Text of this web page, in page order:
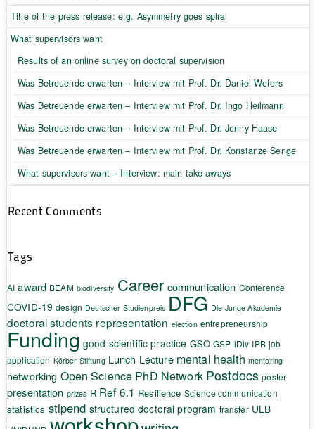
Title of the press release: e.g. Asymmetry goes spiral
What supervisors want
Results of an online survey on doctoral supervision
Was Betreuende erwarten – Interview mit Prof. Dr. Daniel Wefers
Was Betreuende erwarten – Interview mit Prof. Dr. Ingo Heilmann
Was Betreuende erwarten – Interview mit Prof. Dr. Jenny Haase
Was Betreuende erwarten – Interview mit Prof. Dr. Konstanze Senge
What supervisors want – Interview: main take-aways
Recent Comments
Tags
AI award BEAM biodiversity Career communication Conference
COVID-19 design Deutscher Studienpreis DFG Die Junge Akademie
doctoral students representation election entrepreneurship
Funding good scientific practice GSO GSP iDiv IPB job
application Körber Stiftung Lunch Lecture mental health mentoring
networking Open Science PhD Network Postdocs poster
presentation prizes R Ref 6.1 Resilience Science communication
statistics stipend structured doctoral program transfer ULB